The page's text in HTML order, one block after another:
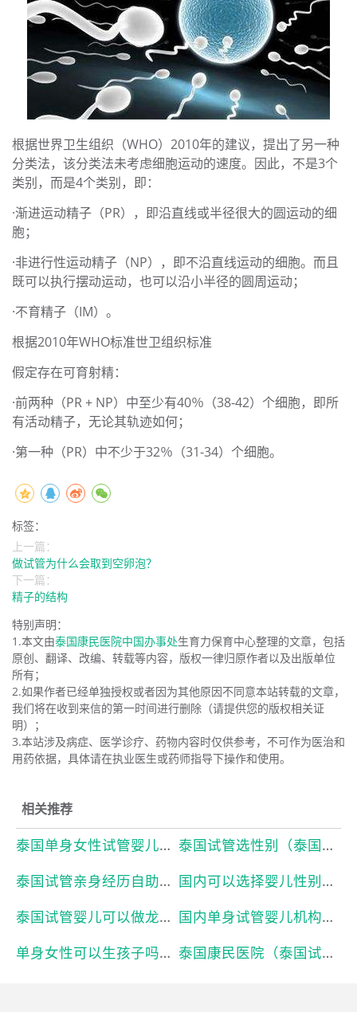
根据世界卫生组织（WHO）2010年的建议，提出了另一种
分类法，该分类法未考虑细胞运动的速度。因此，不是3个
类别，而是4个类别，即：
·渐进运动精子（PR），即沿直线或半径很大的圆运动的细
胞；
·非进行性运动精子（NP），即不沿直线运动的细胞。而且
既可以执行摆动运动，也可以沿小半径的圆周运动；
·不育精子（IM）。
根据2010年WHO标准世卫组织标准
假定存在可育射精：
·前两种（PR + NP）中至少有40％（38-42）个细胞，即所
有活动精子，无论其轨迹如何；
·第一种（PR）中不少于32％（31-34）个细胞。
标签：
上一篇：
做试管为什么会取到空卵泡？
下一篇：
精子的结构
特别声明：
1.本文由泰国康民医院中国办事处生育力保育中心整理的文章，包括
原创、翻译、改编、转载等内容，版权一律归原作者以及出版单位
所有；
2.如果作者已经单独授权或者因为其他原因不同意本站转载的文章，
我们将在收到来信的第一时间进行删除（请提供您的版权相关证
明）；
3.本站涉及病症、医学诊疗、药物内容时仅供参考，不可作为医治和
用药依据，具体请在执业医生或药师指导下操作和使用。
相关推荐
泰国单身女性试管婴儿（泰国试管婴儿单身女性合法吗）本月已更新
泰国试管选性别（泰国试管可以选择婴儿性别吗）本月已更新
泰国试管亲身经历自助（泰国试管婴儿自助攻略）本月已更新
国内可以选择婴儿性别吗（国内试管婴儿能选择胎儿的性别吗）本月已更新
泰国试管婴儿可以做龙凤胎吗（泰国试管婴儿真的可以选性别吗）本月已更新
国内单身试管婴儿机构（国内未婚做试管机构有哪些）本月已更新
单身女性可以生孩子吗（单身女性可以试管生孩子吗）本月已更新
泰国康民医院（泰国试管婴儿流程）本月已更新